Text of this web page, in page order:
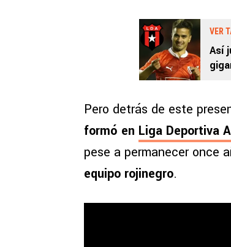
VER
Así
Pero detrás de este
formó en Liga Deportiva
pese a permanecer once
equipo rojinegro.